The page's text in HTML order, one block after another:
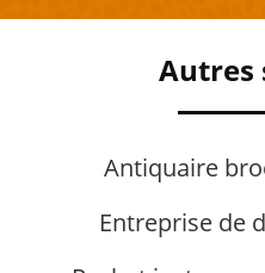
Autres
Antiquaire
Entreprise de